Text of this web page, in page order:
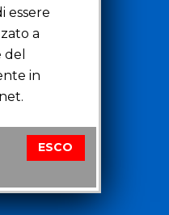
(PD)
essere
a
in
ESCO